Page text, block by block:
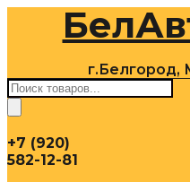
содержимому
г.Белгород,
Поиск
товаров
+7 (920)
582-12-81